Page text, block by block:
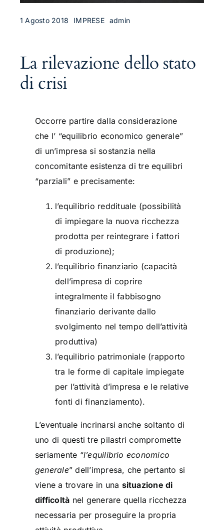
1 Agosto 2018 IMPRESE admin
La rilevazione dello stato
di crisi
Occorre partire dalla considerazione
che l’ “equilibrio economico generale”
di un’impresa si sostanzia nella
concomitante esistenza di tre equilibri
“parziali” e precisamente:
l’equilibrio reddituale (possibilità
di impiegare la nuova ricchezza
prodotta per reintegrare i fattori
di produzione);
l’equilibrio finanziario (capacità
dell’impresa di coprire
integralmente il fabbisogno
finanziario derivante dallo
svolgimento nel tempo dell’attività
produttiva)
l’equilibrio patrimoniale (rapporto
tra le forme di capitale impiegate
per l’attività d’impresa e le relative
fonti di finanziamento).
L’eventuale incrinarsi anche soltanto di
uno di questi tre pilastri compromette
seriamente “l’equilibrio economico
generale” dell’impresa, che pertanto si
viene a trovare in una situazione di
difficoltà nel generare quella ricchezza
necessaria per proseguire la propria